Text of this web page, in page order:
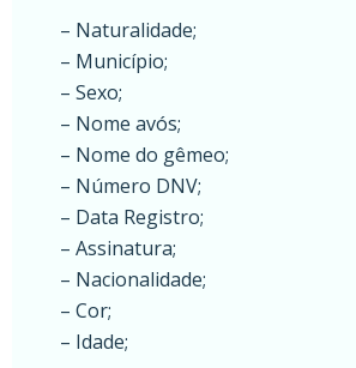
– Naturalidade;
– Município;
– Sexo;
– Nome avós;
– Nome do gêmeo;
– Número DNV;
– Data Registro;
– Assinatura;
– Nacionalidade;
– Cor;
– Idade;